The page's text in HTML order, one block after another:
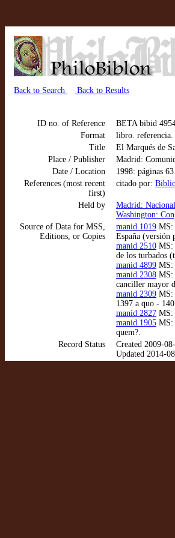
Back to Search Back to Results
ID no. of Reference
BETA bibid
Format
libro. referencia.
Title
El Marqués de
Place / Publisher
Madrid:
Date / Location
1998: páginas 63
References (most recent
first)
citado por:
Held by Madrid:
Washington:
Source of Data for MSS,
Editions, or Copies
manid 1019 MS:
España (versión
manid 2510 MS:
de los turbados
manid 4899 MS:
manid 2308 MS:
canciller mayor
manid 2309 MS:
1397 a quo -
manid 2827 MS:
manid 1905 MS:
quem?.
Record Status
Created 2009-
Updated 2014-